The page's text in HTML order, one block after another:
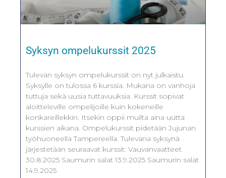
Syksyn ompelukurssit 2025
Tulevan syksyn ompelukurssit on nyt julkaistu.
Syksylle on tulossa 6 kurssia. Mukana on vanhoja
tuttuja sekä uusia tuttavuuksia. Kurssit sopivat
aloitteleville ompelijoille kuin kokeneille
konkareillekkin. Itsekin oppii muilta aina uutta
kurssien aikana. Ompelukurssit pidetään Jujunan
työhuoneella Tampereella. Tulevana syksynä
järjestetään seuraavat kurssit: Vauvanvaatteet
30.8.2025 Saumurin salat 13.9.2025 Saumurin salat
14.9.2025